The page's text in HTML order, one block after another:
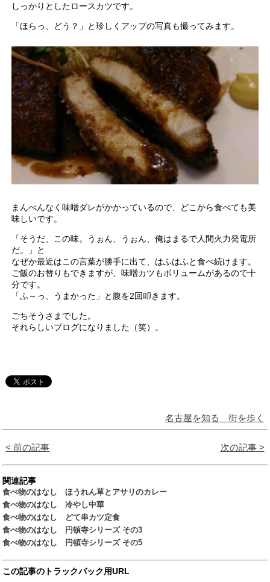
しっかりとしたロースカツです。
「ほらっ、どう？」と珍しくアップの写真も撮ってみます。
まんべんなく味噌ダレがかかっているので、どこから食べても美
味しいです。
「そうだ、この味。うぉん、うぉん、俺はまるで人間火力発電所
だ。」と
なぜか最近はこの言葉が勝手に出て、はふはふと食べ続けます。
ご飯のお替りもできますが、味噌カツもボリュームがあるので十
分です。
「ふ～っ、うまかった」と腹を2回叩きます。
ごちそうさまでした。
それらしいブログになりました（笑）。
名古屋を知る 街を歩く
< 前の記事 次の記事 >
関連記事
食べ物のはなし ほうれん草とアサリのカレー
食べ物のはなし 冷やし中華
食べ物のはなし どて串カツ定食
食べ物のはなし 円頓寺シリーズ その3
食べ物のはなし 円頓寺シリーズ その5
この記事のトラックバック用URL